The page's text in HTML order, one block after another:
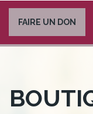
FAIRE UN DON